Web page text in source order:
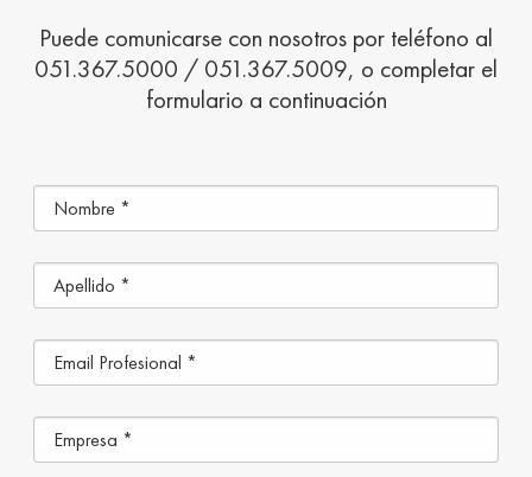
Puede comunicarse con nosotros por teléfono al
051.367.5000 / 051.367.5009, o completar el
formulario a continuación